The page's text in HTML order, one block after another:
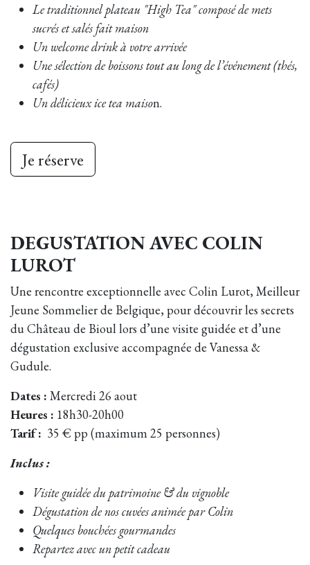
Le traditionnel plateau "High Tea" composé de mets
sucrés et salés fait maison
Un welcome drink à votre arrivée
Une sélection de boissons tout au long de l’événement (thés,
cafés)
Un délicieux ice tea maison.
Je r​​éserve
DEGUSTATION AVEC COLIN
LUROT
Une rencontre exceptionnelle avec Colin Lurot, Meilleur
Jeune Sommelier de Belgique, pour découvrir les secrets
du Château de Bioul lors d’une visite guidée et d’une
dégustation exclusive accompagnée de Vanessa &
Gudule.
Dates : Mercredi 26 aout
Heures : 18h30-20h00
Tarif : 35 € pp (maximum 25 personnes)
Inclus :
Visite guidée du patrimoine & du vignoble
Dégustation de nos cuvées animée par Colin
Quelques bouchées gourmandes
Repartez avec un petit cadeau